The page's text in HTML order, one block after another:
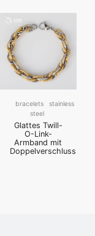
bracelets
stainless
steel
Glattes Twill-
O-Link-
Armband mit
Doppelverschluss